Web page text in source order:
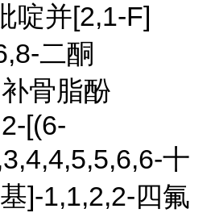
啶并[2,1-F]
二酮
骨脂酚
[(6-
十
]-1,1,2,2-四氟